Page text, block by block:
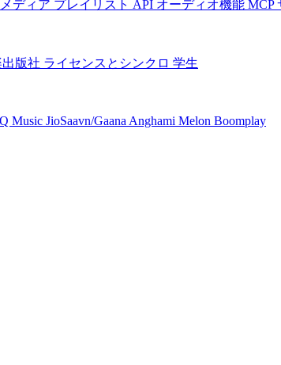
ディア プレイリスト API オーディオ機能 MCP
版社 ライセンスとシンクロ 学生
Music JioSaavn/Gaana Anghami Melon Boomplay